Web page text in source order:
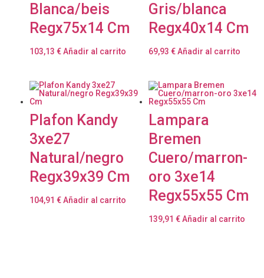
Blanca/beis
Regx75x14 Cm
103,13 €Añadir al carrito
Gris/blanca
Regx40x14 Cm
69,93 € Añadir al carrito
Plafon Kandy
3xe27
Natural/negro
Regx39x39 Cm
104,91 €Añadir al carrito
Lampara
Bremen
Cuero/marron-
oro 3xe14
Regx55x55 Cm
139,91 € Añadir al carrito